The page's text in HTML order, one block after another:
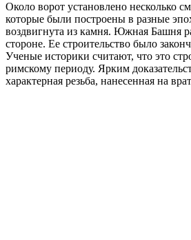
Около ворот установлено несколько
которые были построены в разные
воздвигнута из камня. Южная Башня
стороне. Ее строительство было
Ученые историки считают, что это
римскому периоду. Ярким
характерная резьба, нанесенная на